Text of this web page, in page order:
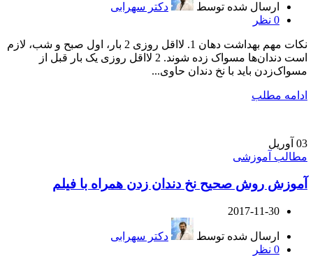
ارسال شده توسط
دکتر سهرابی
0 نظر
نکات مهم بهداشت دهان 1. لااقل روزی 2 بار، اول صبح و شب، لازم
است دندان‌ها مسواک زده شوند. 2 لااقل روزی یک بار قبل از
مسواک‌زدن باید با نخ دندان حاوی...
ادامه مطلب
03 آوریل
مطالب آموزشی
آموزش روش صحیح نخ دندان زدن همراه با فیلم
2017-11-30
ارسال شده توسط
دکتر سهرابی
0 نظر